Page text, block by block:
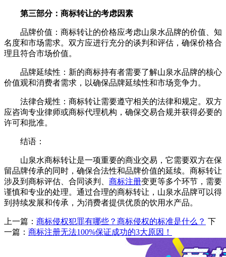
第三部分：商标转让的考虑因素
品牌价值：商标转让的价格应考虑山泉水品牌的价值、知
名度和市场需求。双方应进行充分的谈判和评估，确保价格合
理且符合市场价值。
品牌延续性：新的商标持有者需要了解山泉水品牌的核心
价值观和消费者需求，以确保品牌延续性和市场竞争力。
法律合规性：商标转让需要遵守相关的法律和规定。双方
应咨询专业律师或商标代理机构，确保交易合规并获得必要的
许可和批准。
结语：
山泉水商标转让是一项重要的商业交易，它需要双方在保
留品牌传承的同时，确保合法性和品牌价值的延续。商标转让
涉及到商标评估、合同谈判、 商标注册变更等多个环节，需要
谨慎和专业的处理。通过合理的商标转让，山泉水品牌可以得
到持续发展和传承，为消费者提供优质的饮用水产品。
上一篇： 商标侵权犯罪有哪些？商标侵权的标准是什么？ 下
一篇： 商标注册无法100%保证成功的3大原因！